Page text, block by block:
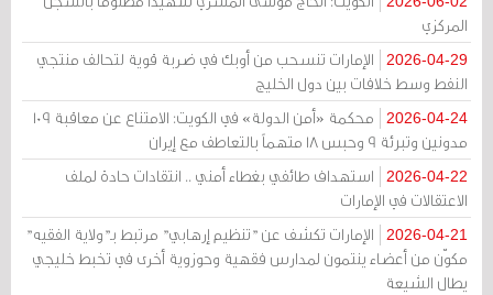
المركزي
2026-04-29
الإمارات تنسحب من أوبك في ضربة قوية لتحالف منتجي
النفط وسط خلافات بين دول الخليج
2026-04-24
محكمة «أمن الدولة» في الكويت: الامتناع عن معاقبة 109
مدونين وتبرئة 9 وحبس 18 متهماً بالتعاطف مع إيران
2026-04-22
استهداف طائفي بغطاء أمني .. انتقادات حادة لملف
الاعتقالات في الإمارات
2026-04-21
الإمارات تكشف عن "تنظيم إرهابي" مرتبط بـ"ولاية الفقيه"
مكوّن من أعضاء ينتمون لمدارس فقهية وحوزوية أخرى في تخبط خليجي
يطال الشيعة